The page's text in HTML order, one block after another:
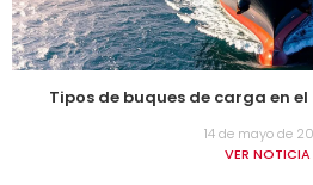
Tipos de buques de carga en
14 de mayo de
VER NOTICIA